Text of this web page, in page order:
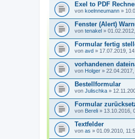
Exel to PDF
von koelnneumann »
Fenster (Alert)
von tenakel »
Formular fertig
von avd » 17.07.2019,
vorhandenen
von Holger » 22.04.2017,
Bestellformular
von Julischka »
Formular
von Bereli » 13.10.2016,
Textfelder
von as » 01.09.2010,